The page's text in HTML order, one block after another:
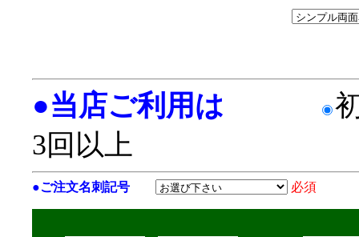
●当店ご利用は
3回以上
●ご注文名刺記号 必須